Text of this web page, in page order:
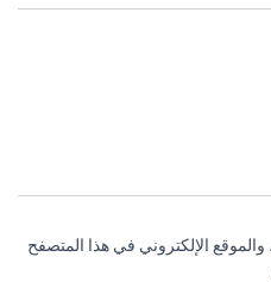
الإلكتروني في هذا المتصفح